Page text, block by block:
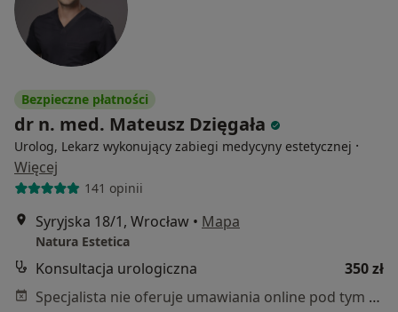
Bezpieczne płatności
dr n. med. Mateusz Dzięgała
Urolog, Lekarz wykonujący zabiegi medycyny estetycznej ·
Więcej
141 opinii
Syryjska 18/1, Wrocław • Mapa
Natura Estetica
Konsultacja urologiczna
350 zł
Specjalista nie oferuje umawiania online pod tym adresem.